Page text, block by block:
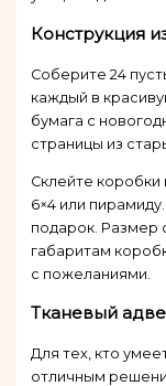
Конструкция
Соберите 24
каждый в
бумага с
страницы из
Склейте
6×4 или
подарок. Размер
габаритам
с пожеланиями.
Тканевый
Для тех, кто
отличным